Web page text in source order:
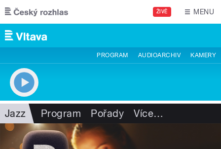
Přejít k hlavnímu obsahu
ŽIVĚ MENU
PROGRAM AUDIOARCHIV KAMERY
Jazz Program Pořady Více…